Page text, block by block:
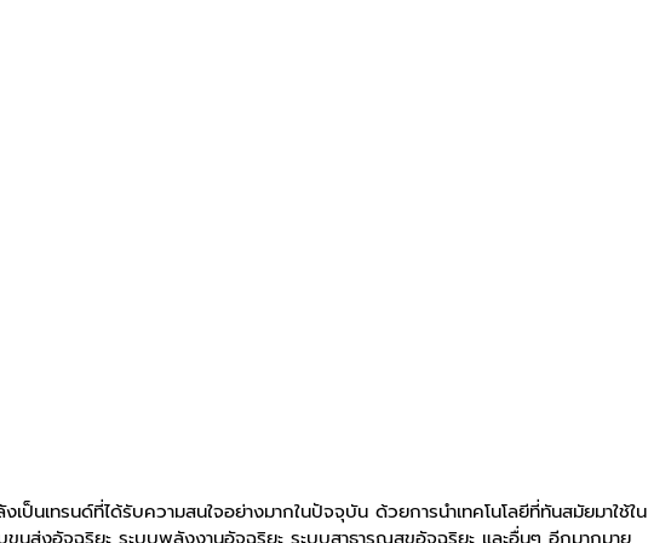
ป็นเทรนด์ที่ได้รับความสนใจอย่างมากในปัจจุบัน ด้วยการนำเทคโนโลยีที่ทันสมัยมาใช้ใน